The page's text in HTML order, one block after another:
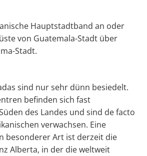
Hauptstadtband an oder
von Guatemala-Stadt über
Stadt.
sind nur sehr dünn besiedelt.
befinden sich fast
des Landes und sind de facto
verwachsen. Eine
besonderer Art ist derzeit die
Alberta, in der die weltweit